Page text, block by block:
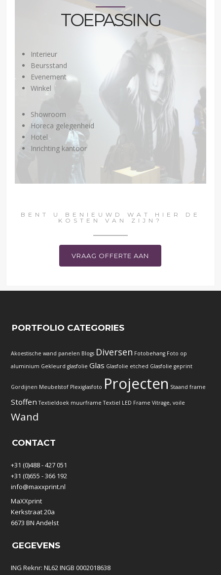
TOEPASSING
Interieur
Beursstand
Evenement
Winkel
Showroom
Horeca gelegenheid
Hotel
Inrichting kantoor
BENT U BENIEUWD WAT HIER DE
KOSTEN VAN ZIJN?
VRAAG OFFERTE AAN
PORTFOLIO CATEGORIES
Akoestische wand panelen Blogs Diversen Fotobehang Foto op
aluminium Gekleurd glasfolie Glas Glasfolie etched Glasfolie geprint
Gordijnen Meubelstof Plexiglasfoto Projecten Staand frame
Stoffen Textieldoek muurframe Textiel LED Frame Vitrage, voile
Wand
CONTACT
+31 (0)488 - 427 051
+31 (0)655 - 366 192
info@maxxprint.nl
MaXXprint
Kerkstraat 20a
6673 BN Andelst
GEGEVENS
ING Reknr: NL62 INGB 0002018638